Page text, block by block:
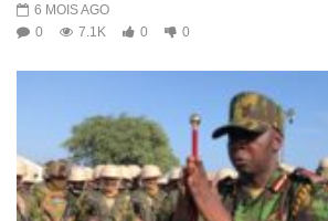
6 MOIS AGO
0
7.1K 0 0